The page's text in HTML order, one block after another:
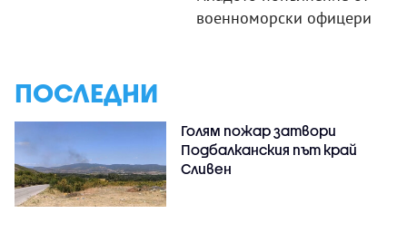
военноморски офицери
ПОСЛЕДНИ
Голям пожар затвори
Подбалканския път край
Сливен